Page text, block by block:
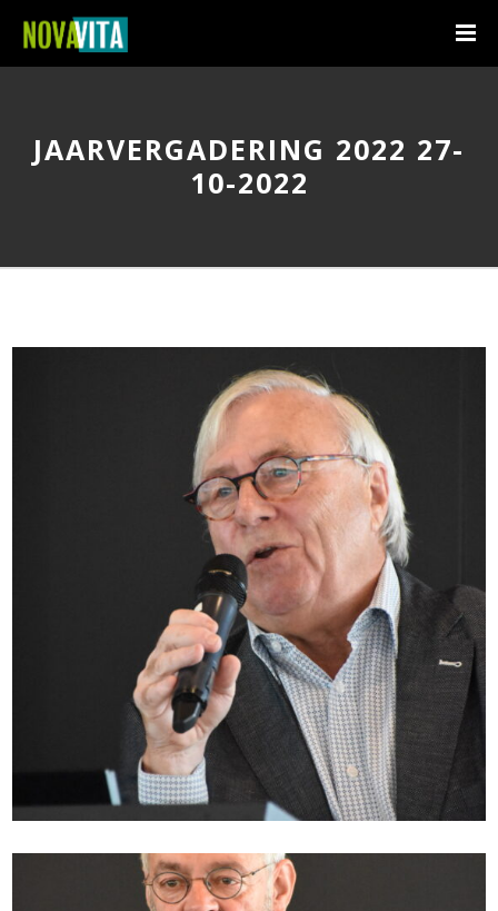
JAARVERGADERING 2022 27-
10-2022